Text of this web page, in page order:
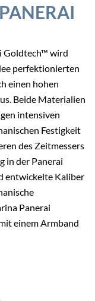
Goldtech™ wird
perfektionierten
einen hohen
Beide Materialien
intensiven
Festigkeit
des Zeitmessers
in der Panerai
entwickelte Kaliber
Panerai
einem Armband